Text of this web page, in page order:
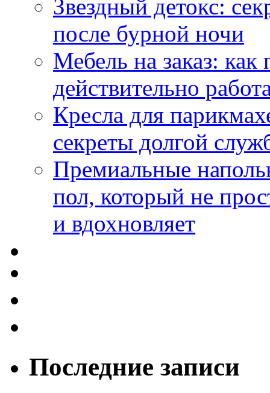
Звездный детокс:
после бурной ночи
Мебель на заказ:
действительно
Кресла для
секреты долгой
Премиальные
пол, который не
и вдохновляет
Последние записи